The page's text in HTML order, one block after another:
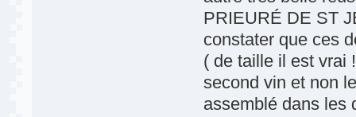
PRIEURÉ DE ST
constater que ces
( de taille il est vrai
second vin et non
assemblé dans